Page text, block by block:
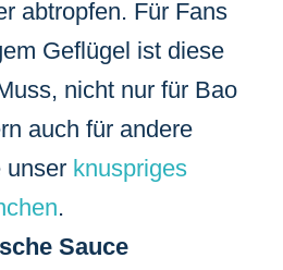
abtropfen. Für Fans
Geflügel ist diese
nicht nur für Bao
auch für andere
unser knuspriges
.
Sauce